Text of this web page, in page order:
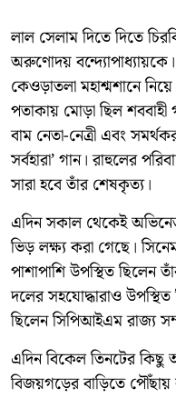
লাল সেলাম দিতে দিতে
অরুণোদয়
কেওড়াতলা মহাশ্মশানে
পতাকায় মোড়া ছিল শববাহী
বাম নেতা-নেত্রী এবং
সর্বহারা’ গান। রাহুলের
সারা হবে তাঁর শেষকৃত্য।
এদিন সকাল থেকেই
ভিড় লক্ষ্য করা গেছে।
পাশাপাশি উপস্থিত ছিলেন
দলের সহযোদ্ধারাও উপস্থিত
ছিলেন সিপিআইএম রাজ্য
এদিন বিকেল তিনটের
বিজয়গড়ের বাড়িতে